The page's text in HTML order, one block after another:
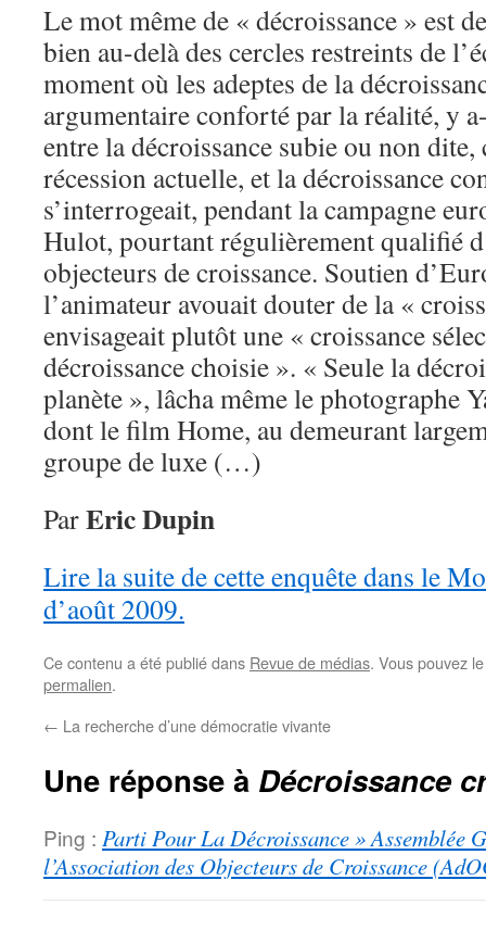
Le mot même de « décroissance » est
bien au-delà des cercles restreints de
moment où les adeptes de la
argumentaire conforté par la réalité, y
entre la décroissance subie ou non dite,
récession actuelle, et la décroissance
s’interrogeait, pendant la campagne
Hulot, pourtant régulièrement qualifié
objecteurs de croissance. Soutien
l’animateur avouait douter de la «
envisageait plutôt une « croissance
décroissance choisie ». « Seule la
planète », lâcha même le photographe
dont le film Home, au demeurant
groupe de luxe (…)
ParEric Dupin
Lire la suite de cette enquête dans le
d’août 2009.
Ce contenu a été publié dans Revue de médias. Vous pouvez
permalien.
← La recherche d’une démocratie vivante
Une réponse à Décroissance
Ping : Parti Pour La Décroissance » Assemblée
l’Association des Objecteurs de Croissance